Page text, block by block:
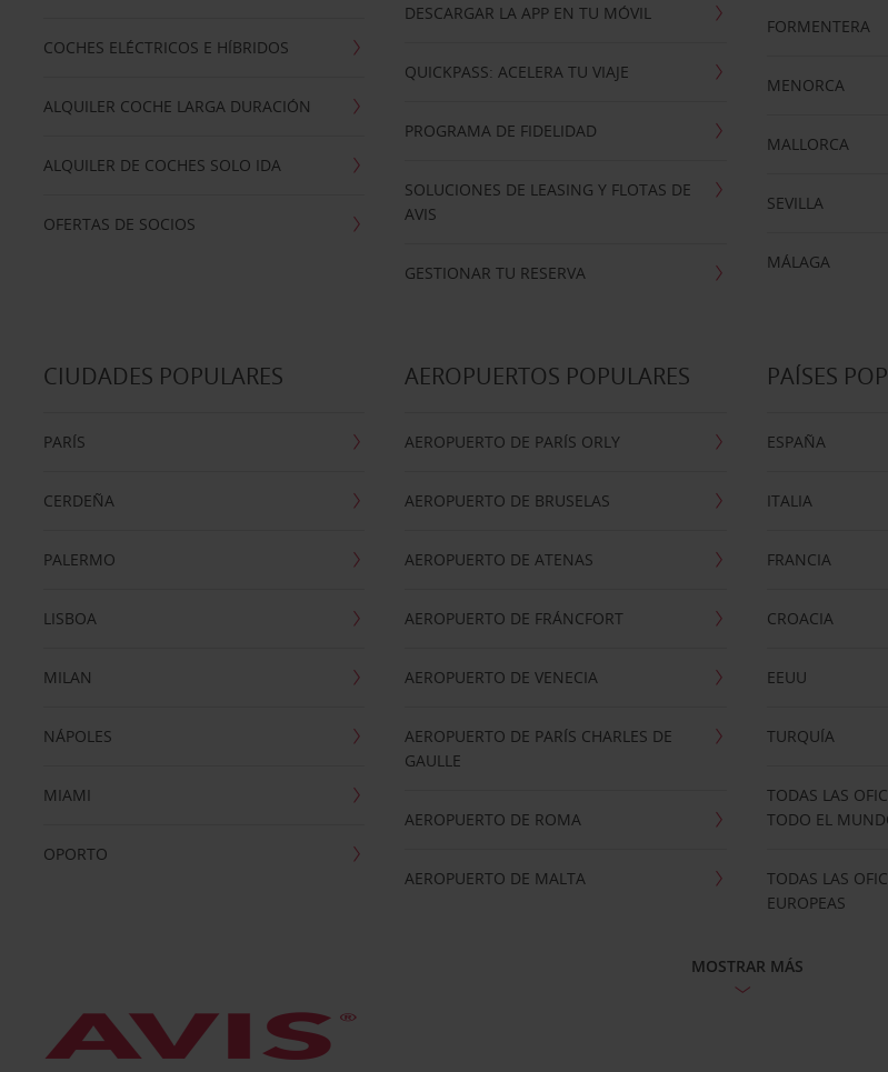
COCHES ELÉCTRICOS E HÍBRIDOS
ALQUILER COCHE LARGA DURACIÓN
ALQUILER DE COCHES SOLO IDA
OFERTAS DE SOCIOS
DESCARGAR LA APP EN TU MÓVIL
QUICKPASS: ACELERA TU VIAJE
PROGRAMA DE FIDELIDAD
SOLUCIONES DE LEASING Y FLOTAS DE
AVIS
GESTIONAR TU RESERVA
FORMENTERA
MENORCA
MALLORCA
SEVILLA
MÁLAGA
CIUDADES POPULARES
PARÍS
CERDEÑA
PALERMO
LISBOA
MILAN
NÁPOLES
MIAMI
OPORTO
AEROPUERTOS POPULARES
AEROPUERTO DE PARÍS ORLY
AEROPUERTO DE BRUSELAS
AEROPUERTO DE ATENAS
AEROPUERTO DE FRÁNCFORT
AEROPUERTO DE VENECIA
AEROPUERTO DE PARÍS CHARLES DE
GAULLE
AEROPUERTO DE ROMA
AEROPUERTO DE MALTA
PAÍSES
ESPAÑA
ITALIA
FRANCIA
CROACIA
EEUU
TURQUÍA
TODAS LAS
TODO EL
TODAS LAS
EUROPEAS
MOSTRAR MÁS